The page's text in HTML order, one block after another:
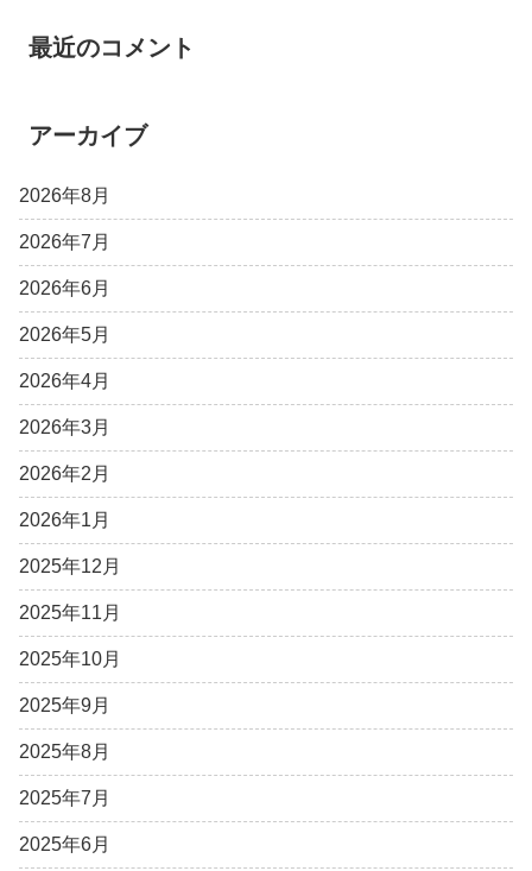
最近のコメント
アーカイブ
2026年8月
2026年7月
2026年6月
2026年5月
2026年4月
2026年3月
2026年2月
2026年1月
2025年12月
2025年11月
2025年10月
2025年9月
2025年8月
2025年7月
2025年6月